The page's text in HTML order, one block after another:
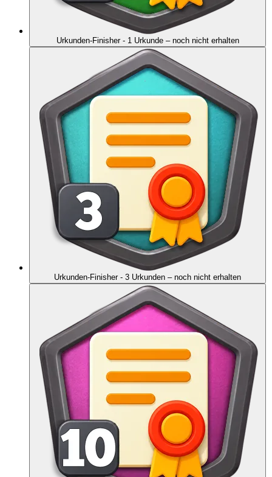
Urkunden-Finisher - 1 Urkunde – noch nicht erhalten
Urkunden-Finisher - 3 Urkunden – noch nicht erhalten